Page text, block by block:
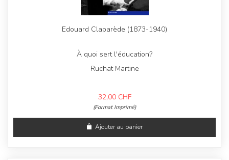
Edouard Claparède (1873-1940)
À quoi sert l'éducation?
Ruchat Martine
32,00 CHF
(Format Imprimé)
Ajouter au panier